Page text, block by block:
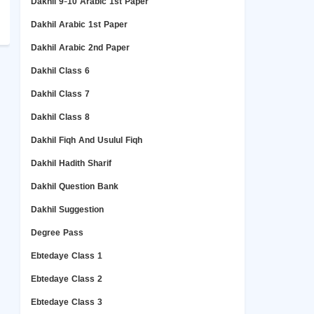
Dakhil Arabic 1st Paper
Dakhil Arabic 2nd Paper
Dakhil Class 6
Dakhil Class 7
Dakhil Class 8
Dakhil Fiqh And Usulul Fiqh
Dakhil Hadith Sharif
Dakhil Question Bank
Dakhil Suggestion
Degree Pass
Ebtedaye Class 1
Ebtedaye Class 2
Ebtedaye Class 3